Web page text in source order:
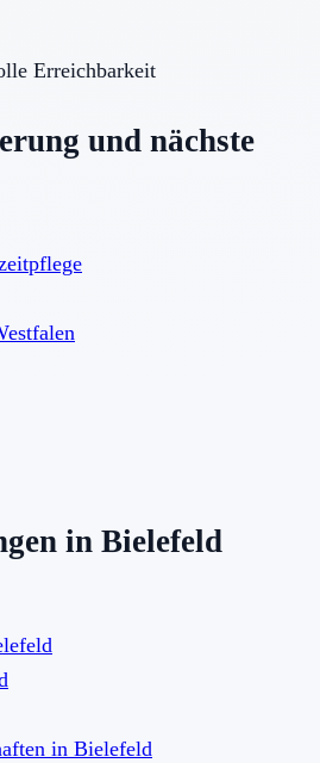
Erreichbarkeit
und nächste
in Bielefeld
in Bielefeld